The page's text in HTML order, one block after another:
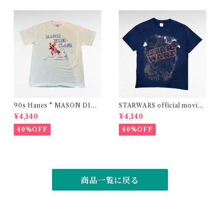
90s Hanes " MASON DIXO
N CLASH"print t-shirt (ma
de in USA)
¥4,140
40%OFF
STARWARS official movie
print t-shirt
¥4,140
40%OFF
商品一覧に戻る